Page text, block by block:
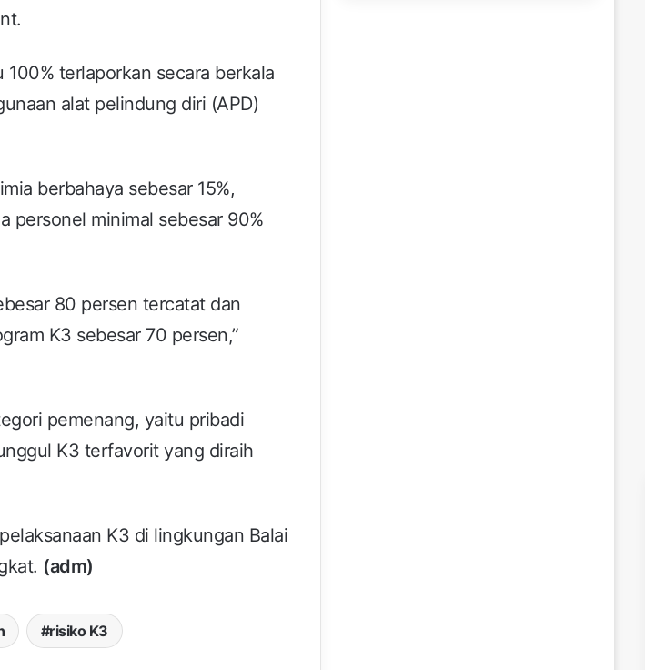
terlaporkan secara berkala
alat pelindung diri (APD)
berbahaya sebesar 15%,
personel minimal sebesar 90%
80 persen tercatat dan
K3 sebesar 70 persen,”
pemenang, yaitu pribadi
K3 terfavorit yang diraih
K3 di lingkungan Balai
(adm)
risiko K3